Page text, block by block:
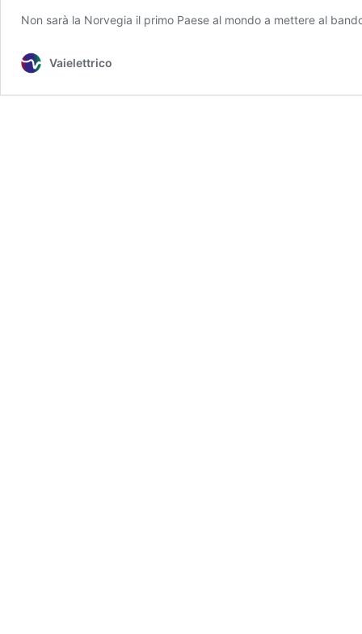
Non sarà la Norvegia il primo Paese al mondo a mettere al
Vaielettrico